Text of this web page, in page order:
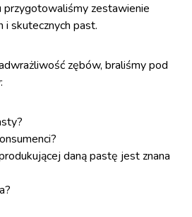
zestawienie
i skutecznych past.
zębów, braliśmy pod
daną pastę jest znana